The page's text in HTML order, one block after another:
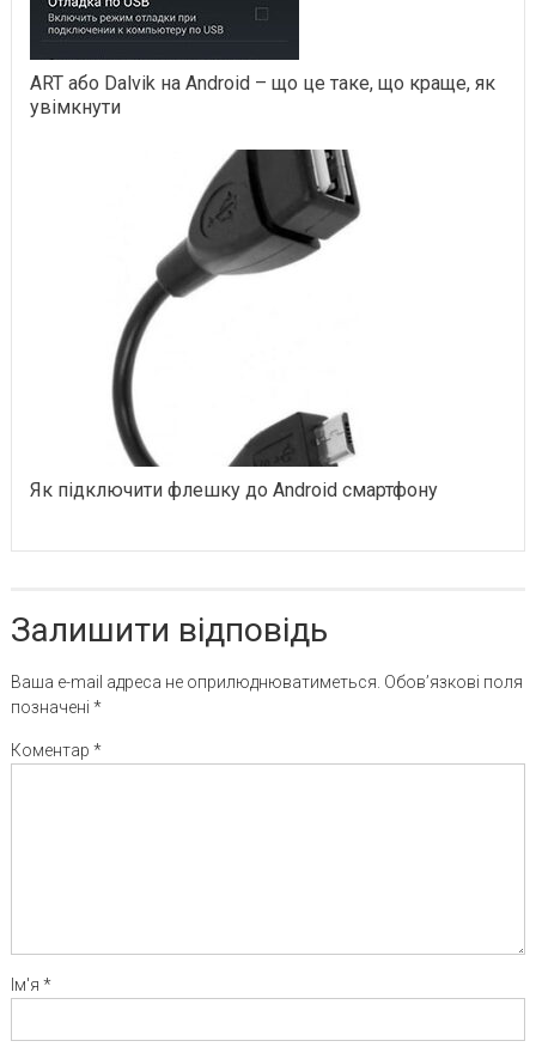
ART або Dalvik на Android – що це таке, що краще, як
увімкнути
Як підключити флешку до Android смартфону
Залишити відповідь
Ваша e-mail адреса не оприлюднюватиметься. Обов’язкові поля
позначені *
Коментар *
Ім'я *